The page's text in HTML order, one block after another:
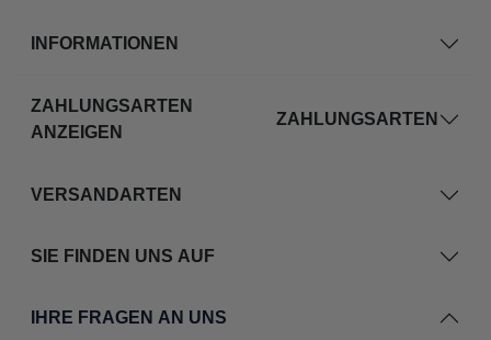
INFORMATIONEN
ZAHLUNGSARTEN
ANZEIGEN
ZAHLUNGSARTEN
VERSANDARTEN
SIE FINDEN UNS AUF
IHRE FRAGEN AN UNS